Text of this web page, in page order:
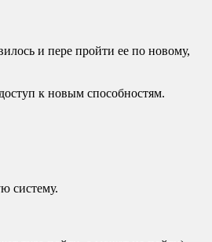
и пере пройти ее по новому,
к новым способностям.
систему.